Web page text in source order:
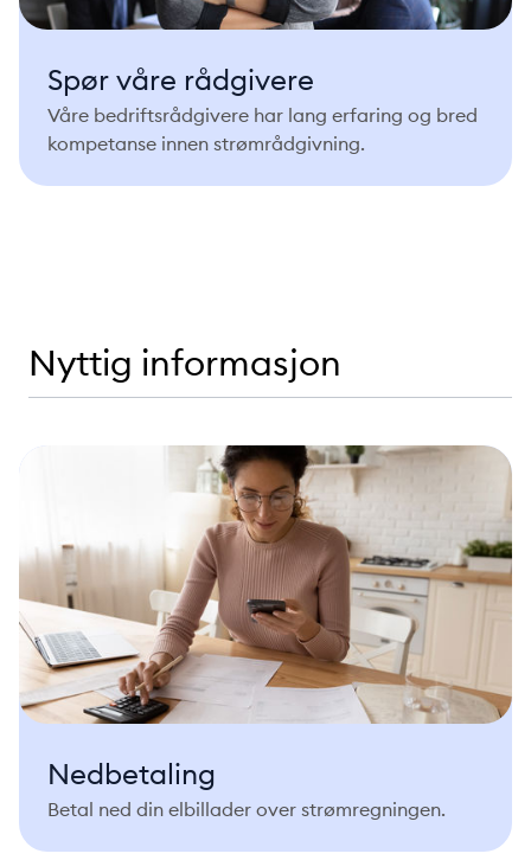
Spør våre rådgivere
Våre bedriftsrådgivere har lang erfaring og bred
kompetanse innen strømrådgivning.
Nyttig informasjon
Nedbetaling
Betal ned din elbillader over strømregningen.